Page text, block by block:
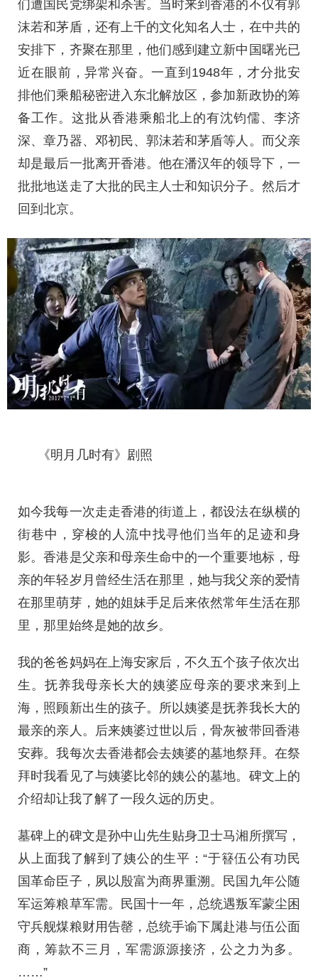
们遭国民党绑架和杀害。当时来到香港的不仅有郭
沫若和茅盾，还有上千的文化知名人士，在中共的
安排下，齐聚在那里，他们感到建立新中国曙光已
近在眼前，异常兴奋。一直到1948年，才分批安
排他们乘船秘密进入东北解放区，参加新政协的筹
备工作。这批从香港乘船北上的有沈钧儒、李济
深、章乃器、邓初民、郭沫若和茅盾等人。而父亲
却是最后一批离开香港。他在潘汉年的领导下，一
批批地送走了大批的民主人士和知识分子。然后才
回到北京。
《明月几时有》剧照
如今我每一次走走香港的街道上，都设法在纵横的
街巷中，穿梭的人流中找寻他们当年的足迹和身
影。香港是父亲和母亲生命中的一个重要地标，母
亲的年轻岁月曾经生活在那里，她与我父亲的爱情
在那里萌芽，她的姐妹手足后来依然常年生活在那
里，那里始终是她的故乡。
我的爸爸妈妈在上海安家后，不久五个孩子依次出
生。抚养我母亲长大的姨婆应母亲的要求来到上
海，照顾新出生的孩子。所以姨婆是抚养我长大的
最亲的亲人。后来姨婆过世以后，骨灰被带回香港
安葬。我每次去香港都会去姨婆的墓地祭拜。在祭
拜时我看见了与姨婆比邻的姨公的墓地。碑文上的
介绍却让我了解了一段久远的历史。
墓碑上的碑文是孙中山先生贴身卫士马湘所撰写，
从上面我了解到了姨公的生平：“于簮伍公有功民
国革命臣子，夙以殷富为商界重溯。民国九年公随
军运筹粮草军需。民国十一年，总统遇叛军蒙尘困
守兵舰煤粮财用告罄，总统手谕下属赴港与伍公面
商，筹款不三月，军需源源接济，公之力为多。
……”